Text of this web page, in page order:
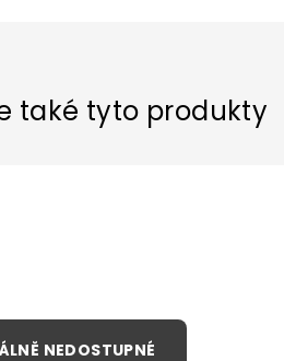
také tyto produkty